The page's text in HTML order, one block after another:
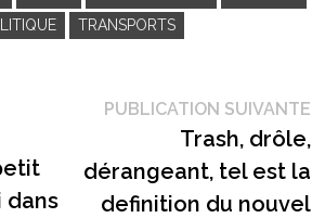
TRANSPORTS
:
dans
PUBLICATION SUIVANTE
Trash, drôle,
dérangeant, tel est la
definition du nouvel